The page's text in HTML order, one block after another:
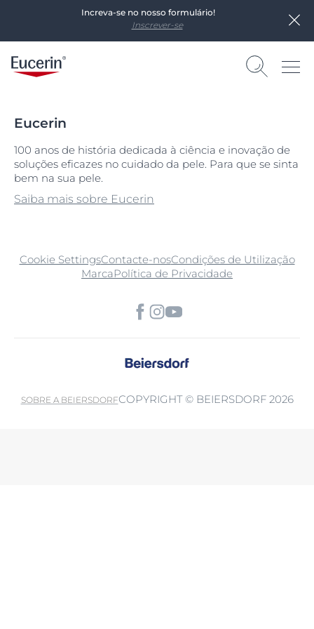
Increva-se no nosso formulário!
Inscrever-se
Eucerin
100 anos de história dedicada à ciência e inovação de
soluções eficazes no cuidado da pele. Para que se sinta
bem na sua pele.
Saiba mais sobre Eucerin
Cookie SettingsContacte-nosCondições de Utilização
MarcaPolítica de Privacidade
SOBRE A BEIERSDORFCOPYRIGHT © BEIERSDORF 2026